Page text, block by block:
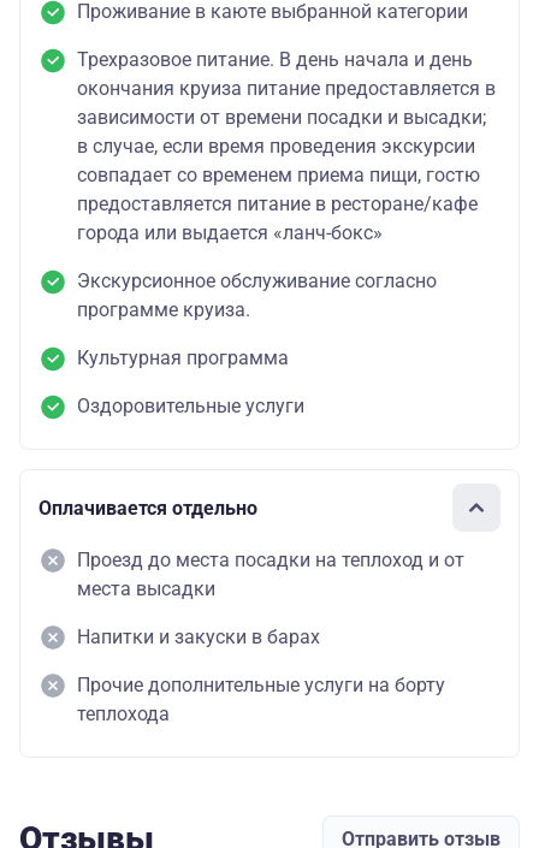
Проживание в каюте выбранной категории
Трехразовое питание. В день начала и день
окончания круиза питание предоставляется в
зависимости от времени посадки и высадки;
в случае, если время проведения экскурсии
совпадает со временем приема пищи, гостю
предоставляется питание в ресторане/кафе
города или выдается «ланч-бокс»
Экскурсионное обслуживание согласно
программе круиза.
Культурная программа
Оздоровительные услуги
Оплачивается отдельно
Проезд до места посадки на теплоход и от
места высадки
Напитки и закуски в барах
Прочие дополнительные услуги на борту
теплохода
Отзывы Отправить отзыв